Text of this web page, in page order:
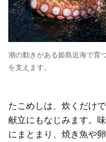
潮の動きがある姫島近海で育
を支えます。
たこめしは、炊くだけ
献立にもなじみます。
にまとまり、焼き魚や